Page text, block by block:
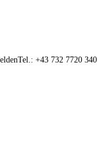
+43 732 7720